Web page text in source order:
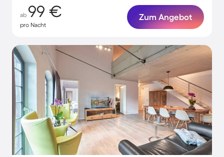
ab 99 €
pro Nacht
Zum Angebot